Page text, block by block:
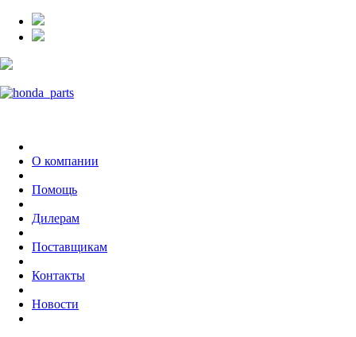
О компании
Помощь
Дилерам
Поставщикам
Контакты
Новости